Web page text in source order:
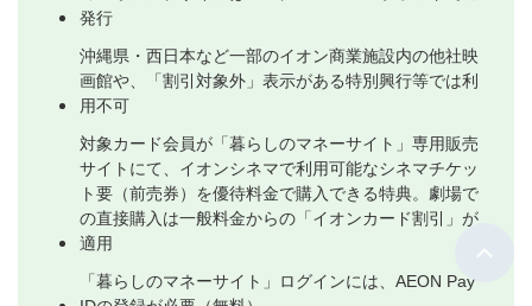
発行
沖縄県・西日本など一部のイオン商業施設内の他社映
画館や、「割引対象外」表示がある特別興行等では利
用不可
対象カード会員が「暮らしのマネーサイト」専用販売
サイトにて、イオンシネマで利用可能なシネマチケッ
ト要（前売券）を優待料金で購入できる特典。劇場で
の直接購入は一般料金からの「イオンカード割引」が
適用
「暮らしのマネーサイト」ログインには、AEON Pay